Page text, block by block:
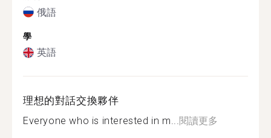
俄語
學
英語
理想的對話交換夥伴
Everyone who is interested in m...閱讀更多